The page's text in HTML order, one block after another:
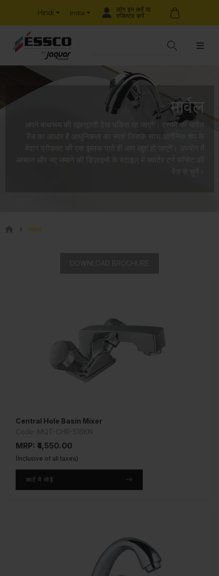
Hindi India
लॉग इन करें या
रजिस्टर करें
मार्वल
अपने बाथरूम की खूबसूरती देख चकित रह जाएंगे। एस्को की मार्वल
रेंज का आधार है आधुनिकता का स्पर्श जिसके साथ ऑर्गेनिक शेप के
बेदाग प्रोडक्ट की एक झलक पाते ही आप खुश हो जाएंगे। उपयोग में
आसान और नए जमाने की डिज़ाइनों के स्टाइल में क्वार्टर टर्न फॉसेट की
मार्वल
Central Hole Basin Mixer
MRP: ₹4,550.00
(Inclusive of all taxes)
कार्ट में जोड़ें